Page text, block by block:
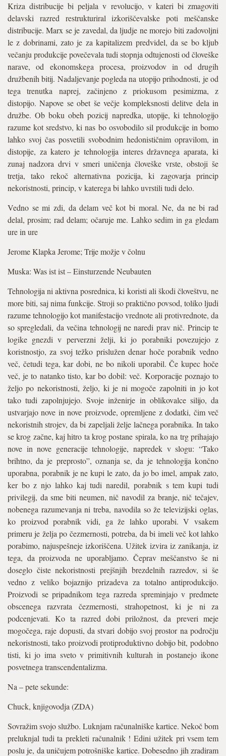
Kriza distribucije bi peljala v revolucijo, v kateri bi zmagoviti
delavski razred restrukturiral izkoriščevalske poti meščanske
distribucije. Marx se je zavedal, da ljudje ne morejo biti zadovoljni
le z dobrinami, zato je za kapitalizem predvidel, da se bo kljub
večanju produkcije povečevala tudi stopnja odtujenosti od človeške
narave, od ekonomskega procesa, proizvodov in od drugih
družbenih bitij. Nadaljevanje pogleda na utopijo prihodnosti, je od
tega trenutka naprej, začinjeno z priokusom pesimizma, z
distopijo. Napove se obet še večje kompleksnosti delitve dela in
družbe. Ob boku obeh pozicij napredka, utopije, ki tehnologijo
razume kot sredstvo, ki nas bo osvobodilo sil produkcije in bomo
lahko svoj čas posvetili svobodnim hedonističnim opravilom, in
distopije, za katero je tehnologija interes državnega aparata, ki
zunaj nadzora drvi v smeri uničenja človeške vrste, obstoji še
tretja, tako rekoč alternativna pozicija, ki zagovarja princip
nekoristnosti, princip, v katerega bi lahko uvrstili tudi delo.
Vedno se mi zdi, da delam več kot bi moral. Ne, da ne bi rad
delal, prosim; rad delam; očaruje me. Lahko sedim in ga gledam
ure in ure
Jerome Klapka Jerome; Trije možje v čolnu
Muska: Was ist ist – Einsturzende Neubauten
Tehnologija ni aktivna posrednica, ki koristi ali škodi človeštvu, ne
more biti, saj nima funkcije. Stroji so praktično povsod, toliko ljudi
razume tehnologijo kot manifestacijo vrednote ali protivrednote, da
so spregledali, da večina tehnologij ne naredi prav nič. Princip te
logike gnezdi v perverzni želji, ki jo porabniki povezujejo z
koristnostjo, za svoj težko prislužen denar hoče porabnik vedno
več, četudi tega, kar dobi, ne bo nikoli uporabil. Če kupec hoče
več, je to natanko tisto, kar bo dobil: več. Korporacije poznajo to
željo po nekoristnosti, željo, ki je ni mogoče zapolniti in jo kot
tako tudi zapolnjujejo. Svoje inženirje in oblikovalce silijo, da
ustvarjajo nove in nove proizvode, opremljene z dodatki, čim več
nekoristnih strojev, da bi zapeljali želje lačnega porabnika. In tako
se krog začne, kaj hitro ta krog postane spirala, ko na trg prihajajo
nove in nove generacije tehnologije, napredek v slogu: “Tako
brihtno, da je preprosto”, oznanja se, da je tehnologija končno
uporabna, porabnik je ne kupi le zato, da jo bo imel, ampak zato,
ker bo z njo lahko kaj tudi naredil, porabnik s tem kupi tudi
privilegij, da sme biti neumen, nič navodil za branje, nič tečajev,
nobenega razumevanja ni treba, navodila so že televizijski oglas,
ko proizvod porabnik vidi, ga že lahko uporabi. V vsakem
primeru je želja po čezmernosti, potreba, da bi imeli več kot lahko
porabimo, najuspešneje izkoriščena. Užitek izvira iz zanikanja, iz
tega, da proizvoda ne uporabljamo. Čeprav meščanstvo še ni
doseglo čiste nekoristnosti prejšnjih brezdelnih razredov, si še
vedno z veliko bojaznijo prizadeva za totalno antiprodukcijo.
Proizvodi se pripadnikom tega razreda spreminjajo v predmete
obscenega razvrata čezmernosti, strahopetnost, ki je ni za
podcenjevati. Ko ta razred dobi priložnost, da preveri meje
mogočega, raje dopusti, da stvari dobijo svoj prostor na področju
nekoristnosti, tako proizvodi protiproduktivno dobijo bit, podobno
tisti, ki jo ima sveto v primitivnih kulturah in postanejo ikone
posvetnega transcendentalizma.
Na – pete sekunde:
Chuck, knjigovodja (ZDA)
Sovražim svojo službo. Luknjam računalniške kartice. Nekoč bom
preluknjal tudi ta prekleti računalnik ! Edini užitek pri vsem tem
poslu je, da uničujem potrošniške kartice. Dobesedno jih zradiram